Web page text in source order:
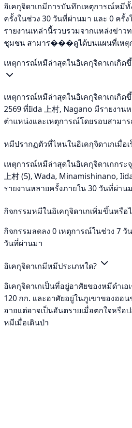
อิเคกุจิดาเกมีการบันทึกเหตุการณ์หมี
ครั้งในช่วง 30 วันที่ผ่านมา และ 0 ครั้
รายงานเหล่านี้รวบรวมจากแหล่งข่าว
ชุมชน สามาร���ดูได้บนแผนที่เห
เหตุการณ์หมีล่าสุดในอิเคกุจิดาเกเกิด
เหตุการณ์หมีล่าสุดในอิเคกุจิดาเกเกิด
2569 ที่Iida 上村, Nagano มีรายงาน
ตำแหน่งและเหตุการณ์โดยรอบสามา
หมีปรากฏตัวที่ไหนในอิเคกุจิดาเกเมื่อเ
เหตุการณ์หมีล่าสุดในอิเคกุจิดาเกกระ
上村 (5), Wada, Minamishinano,
รายงานหลายครั้งภายใน 30 วันที่ผ่าน
กิจกรรมหมีในอิเคกุจิดาเกเพิ่มขึ้นหรือ
กิจกรรมลดลง 0 เหตุการณ์ในช่วง 7 วั
วันที่ผ่านมา
อิเคกุจิดาเกมีหมีประเภทใด?
อิเคกุจิดาเกเป็นที่อยู่อาศัยของหมีดำเ
120 กก. และอาศัยอยู่ในภูเขาของฮอ
อายแต่อาจเป็นอันตรายเมื่อตกใจหรือ
หมีเมื่อเดินป่า